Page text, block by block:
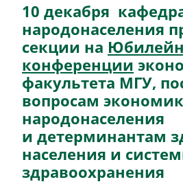
10 декабря
народонаселения
секции на
конференции
факультета МГУ,
вопросам
народонаселения
и детерминантам
населения и
здравоохранения